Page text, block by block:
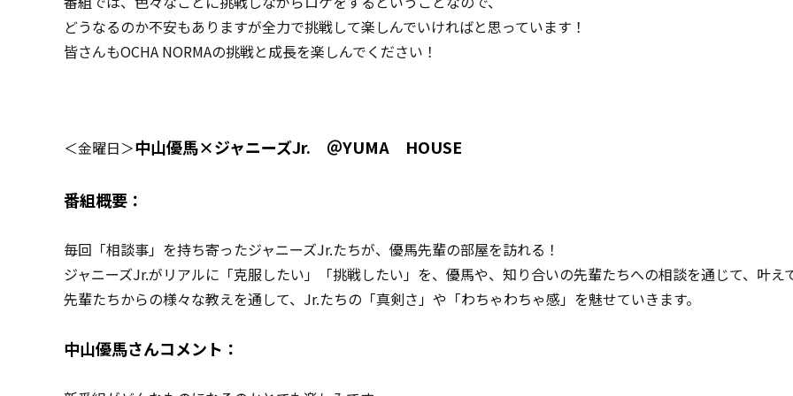
どうなるのか不安もありますが全力で挑戦して楽しんでいければと思っています！
皆さんもOCHA NORMAの挑戦と成長を楽しんでください！
＜金曜日＞中山優馬×ジャニーズJr. ＠YUMA HOUSE
番組概要：
毎回「相談事」を持ち寄ったジャニーズJr.たちが、優馬先輩の部屋を訪れる！
ジャニーズJr.がリアルに「克服したい」「挑戦したい」を、優馬や、知り合いの先輩たちへの相談を通じて、叶え
先輩たちからの様々な教えを通して、Jr.たちの「真剣さ」や「わちゃわちゃ感」を魅せていきます。
中山優馬さんコメント：